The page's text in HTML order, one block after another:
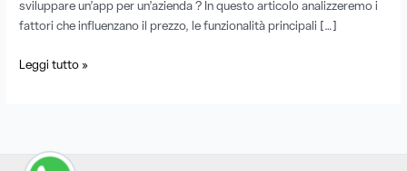
sviluppare un’app per un’azienda ? In questo articolo analizzeremo i
fattori che influenzano il prezzo, le funzionalità principali […]
Leggi tutto »